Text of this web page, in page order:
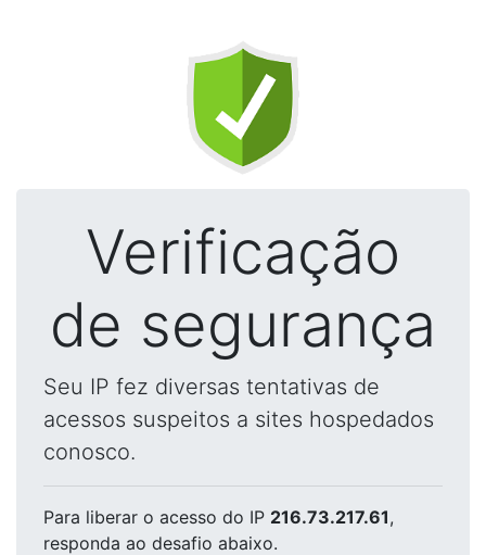
Verificação
de segurança
Seu IP fez diversas tentativas de
acessos suspeitos a sites hospedados
conosco.
Para liberar o acesso do IP 216.73.217.61,
responda ao desafio abaixo.